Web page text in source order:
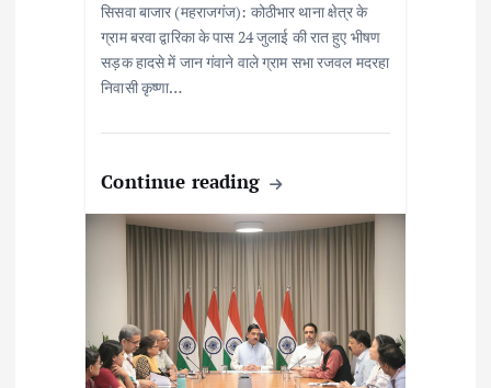
सिसवा बाजार (महराजगंज): कोठीभार थाना क्षेत्र के
ग्राम बरवा द्वारिका के पास 24 जुलाई की रात हुए भीषण
सड़क हादसे में जान गंवाने वाले ग्राम सभा रजवल मदरहा
निवासी कृष्णा…
Continue reading